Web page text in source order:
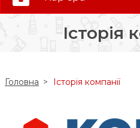
Слідкуй
Історія
Головна Історія компанії